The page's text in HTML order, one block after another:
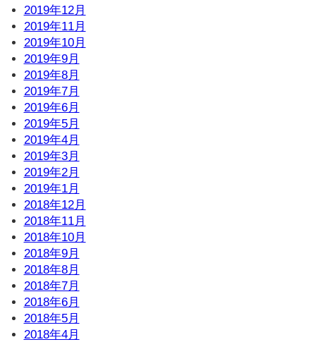
2019年12月
2019年11月
2019年10月
2019年9月
2019年8月
2019年7月
2019年6月
2019年5月
2019年4月
2019年3月
2019年2月
2019年1月
2018年12月
2018年11月
2018年10月
2018年9月
2018年8月
2018年7月
2018年6月
2018年5月
2018年4月